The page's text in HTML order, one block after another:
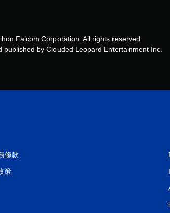
Falcom Corporation. All rights reserved.
published by Clouded Leopard Entertainment Inc.
條款
策